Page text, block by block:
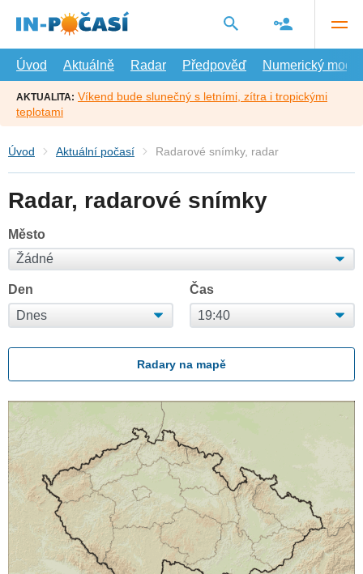
hlavní
Úvod
Aktuálně Radar Předpověď Numerický model
AKTUALITA: Víkend bude slunečný s letními, zítra i tropickými
teplotami
Úvod Aktuální počasí Radarové snímky, radar
Radar, radarové snímky
Město
Den Čas
Radary na mapě